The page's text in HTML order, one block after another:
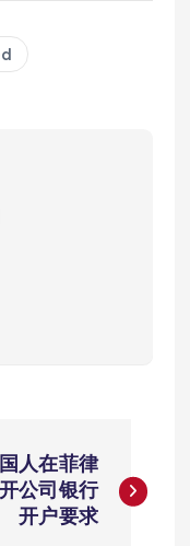
人在菲律
公司银行
开户要求